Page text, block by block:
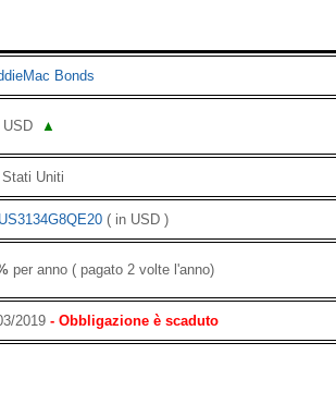
Bonds
USD ▲
Stati Uniti
US3134G8QE20 ( in USD )
per anno ( pagato 2 volte l'anno)
2019 - Obbligazione è scaduto